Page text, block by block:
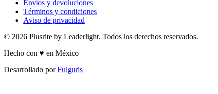
Envíos y devoluciones
Términos y condiciones
Aviso de privacidad
© 2026 Plusrite by Leaderlight. Todos los derechos reservados.
Hecho con ♥ en México
Desarrollado porFulguris